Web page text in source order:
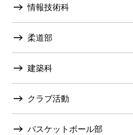
情報技術科
柔道部
建築科
クラブ活動
バスケットボール部